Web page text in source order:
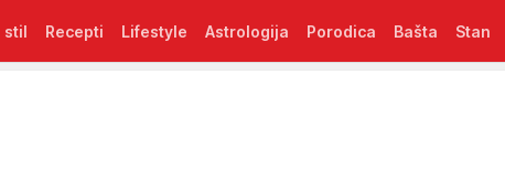
stil Recepti Lifestyle Astrologija Porodica Bašta Stan